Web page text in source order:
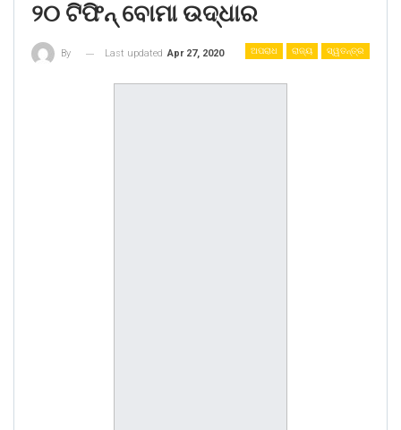
୨୦ ଟିଫିନ୍ ବୋମା ଉଦ୍ଧାର
ଅପରାଧ ରାଜ୍ୟ ସ୍ୱତନ୍ତ୍ର
By Last updated Apr 27, 2020